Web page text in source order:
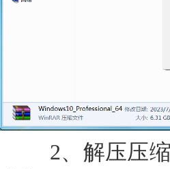
2、解压压缩